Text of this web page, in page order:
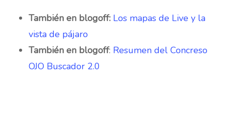
También en blogoff: Los mapas de Live y la
vista de pájaro
También en blogoff: Resumen del Concreso
OJO Buscador 2.0